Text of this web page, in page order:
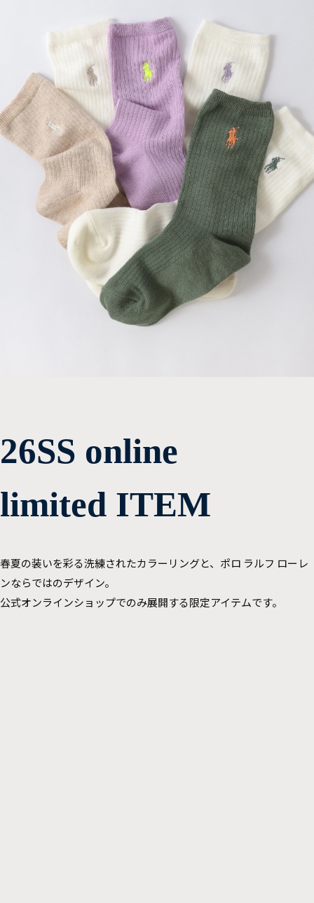
26SS online
limited ITEM
春夏の装いを彩る洗練されたカラーリングと、ポロ ラルフ ローレ
ンならではのデザイン。
公式オンラインショップでのみ展開する限定アイテムです。